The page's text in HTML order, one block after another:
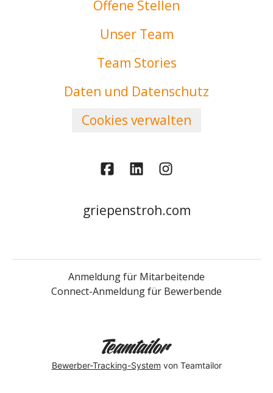
Offene Stellen
Unser Team
Team Stories
Daten und Datenschutz
Cookies verwalten
griepenstroh.com
Anmeldung für Mitarbeitende
Connect-Anmeldung für Bewerbende
Bewerber-Tracking-System von Teamtailor